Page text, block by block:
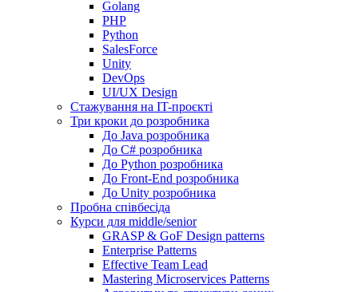
Golang
PHP
Python
SalesForce
Unity
DevOps
UI/UX Design
Стажування на IT-проєкті
Три кроки до розробника
До Java розробника
До C# розробника
До Python розробника
До Front-End розробника
До Unity розробника
Пробна співбесіда
Курси для middle/senior
GRASP & GoF Design patterns
Enterprise Patterns
Effective Team Lead
Mastering Microservices Patterns